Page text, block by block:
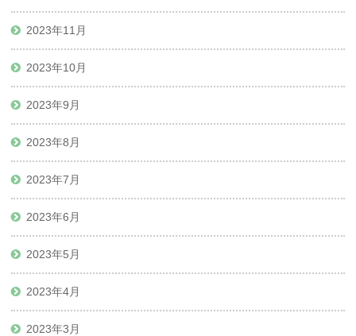
2023年11月
2023年10月
2023年9月
2023年8月
2023年7月
2023年6月
2023年5月
2023年4月
2023年3月